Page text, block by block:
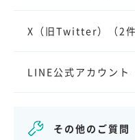
X（旧Twitter） （2
LINE公式アカウント
その他のご質問